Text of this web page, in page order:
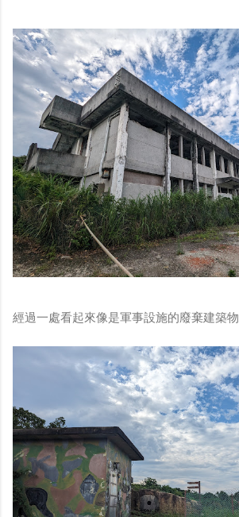
經過一處看起來像是軍事設施的廢棄建築物